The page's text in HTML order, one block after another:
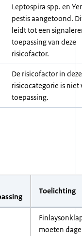
Leptospira spp. en
pestis aangetoond.
leidt tot een
toepassing van deze
risicofactor.
De risicofactor in deze
risicocategorie is niet
toepassing.
Toelichting
moeten